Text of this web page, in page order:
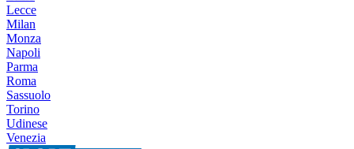
Lecce
Milan
Monza
Napoli
Parma
Roma
Sassuolo
Torino
Udinese
Venezia